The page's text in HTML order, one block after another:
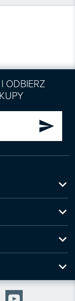
ODBIERZ
send



